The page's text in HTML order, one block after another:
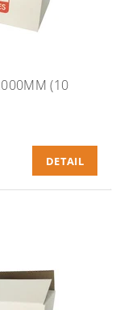
(10
DETAIL